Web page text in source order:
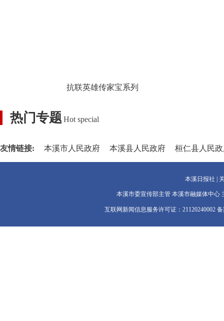
抗联英雄传家宝系列
热门专题Hot special
友情链接: 本溪市人民政府 本溪县人民政府 桓仁县人民
本溪日报社 |
本溪市委宣传部主管 本溪市融媒体中心
互联网新闻信息服务许可证：21120240002 备